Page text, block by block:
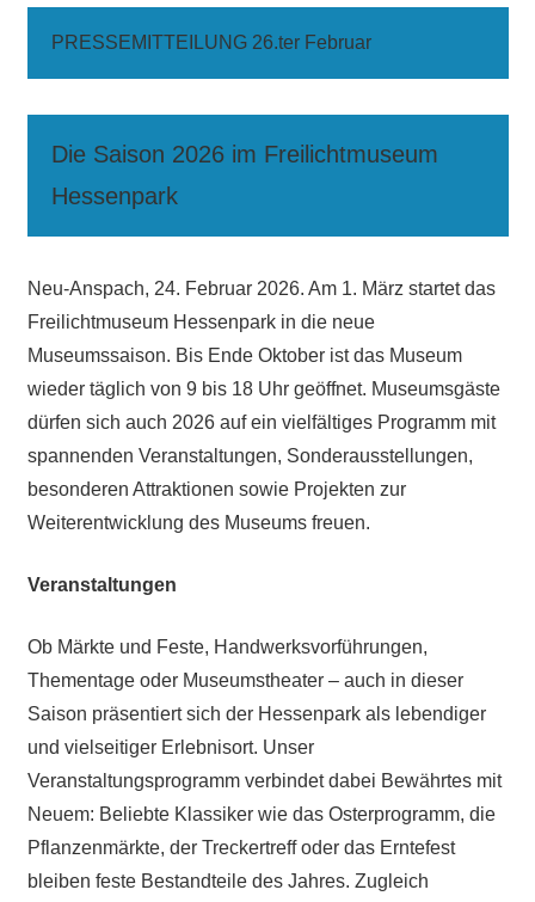
PRESSEMITTEILUNG 26.ter Februar
Die Saison 2026 im Freilichtmuseum
Hessenpark
Neu-Anspach, 24. Februar 2026. Am 1. März startet das
Freilichtmuseum Hessenpark in die neue
Museumssaison. Bis Ende Oktober ist das Museum
wieder täglich von 9 bis 18 Uhr geöffnet. Museumsgäste
dürfen sich auch 2026 auf ein vielfältiges Programm mit
spannenden Veranstaltungen, Sonderausstellungen,
besonderen Attraktionen sowie Projekten zur
Weiterentwicklung des Museums freuen.
Veranstaltungen
Ob Märkte und Feste, Handwerksvorführungen,
Thementage oder Museumstheater – auch in dieser
Saison präsentiert sich der Hessenpark als lebendiger
und vielseitiger Erlebnisort. Unser
Veranstaltungsprogramm verbindet dabei Bewährtes mit
Neuem: Beliebte Klassiker wie das Osterprogramm, die
Pflanzenmärkte, der Treckertreff oder das Erntefest
bleiben feste Bestandteile des Jahres. Zugleich